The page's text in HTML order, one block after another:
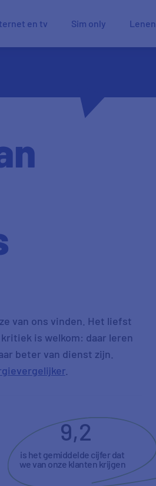
en tv Sim only Lenen
van ons vinden. Het liefst
is welkom: daar leren
beter van dienst zijn.
.
9,2
is het gemiddelde cijfer dat
we van onze klanten krijgen